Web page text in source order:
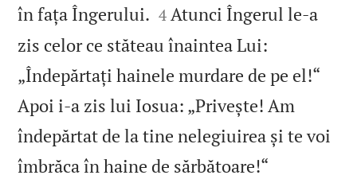
în fața Îngerului. 

4 Atunci Îngerul le‑a
zis celor ce stăteau înaintea Lui:
„Îndepărtați hainele murdare de pe el!“
Apoi i‑a zis lui Iosua: „Privește! Am
îndepărtat de la tine nelegiuirea și te voi
îmbrăca în haine de sărbătoare!“